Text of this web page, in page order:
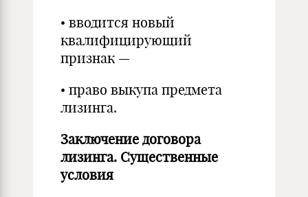
• вводится новый
квалифицирующий
признак —
• право выкупа предмета
лизинга.
Заключение договора
лизинга. Существенные
условия